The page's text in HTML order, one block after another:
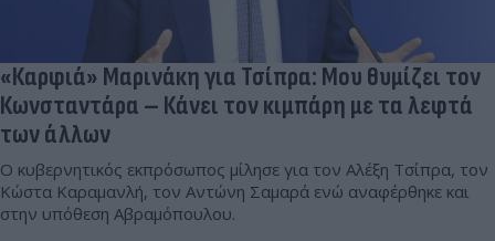
«Καρφιά» Μαρινάκη για Τσίπρα: Μου θυμίζει τον
Κωνσταντάρα – Κάνει τον κιμπάρη με τα λεφτά
των άλλων
Ο κυβερνητικός εκπρόσωπος μίλησε για τον Αλέξη Τσίπρα, τον
Κώστα Καραμανλή, τον Αντώνη Σαμαρά ενώ αναφέρθηκε και
στην υπόθεση Αβραμόπουλου.